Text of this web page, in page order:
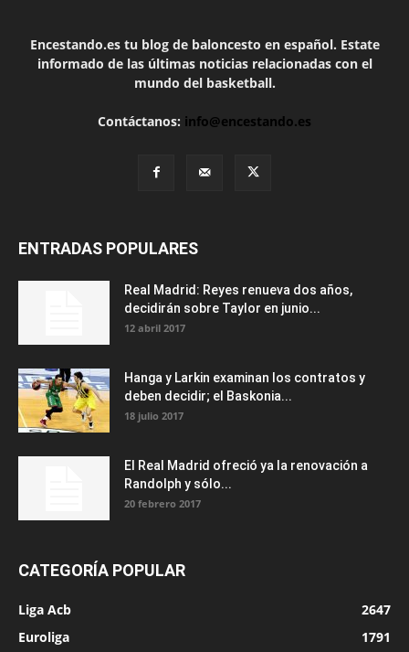
Encestando.es tu blog de baloncesto en español. Estate
informado de las últimas noticias relacionadas con el
mundo del basketball.
Contáctanos: info@encestando.es
ENTRADAS POPULARES
Real Madrid: Reyes renueva dos años,
decidirán sobre Taylor en junio...
12 abril 2017
Hanga y Larkin examinan los contratos y
deben decidir; el Baskonia...
18 julio 2017
El Real Madrid ofreció ya la renovación a
Randolph y sólo...
20 febrero 2017
CATEGORÍA POPULAR
Liga Acb
2647
Euroliga
1791